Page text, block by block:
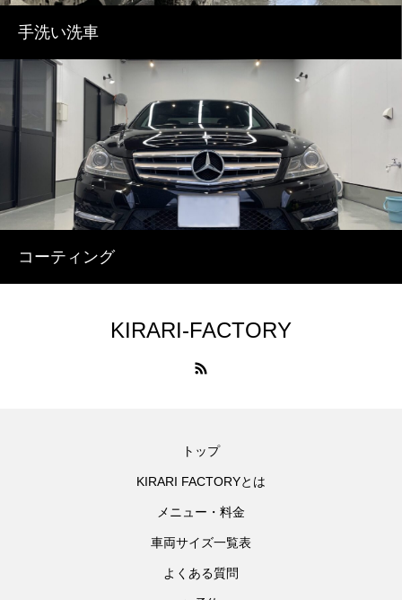
手洗い洗車
コーティング
KIRARI-FACTORY
トップ
KIRARI FACTORYとは
メニュー・料金
車両サイズ一覧表
よくある質問